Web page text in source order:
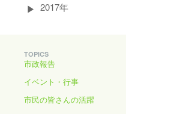
2017年
TOPICS
市政報告
イベント・行事
市民の皆さんの活躍